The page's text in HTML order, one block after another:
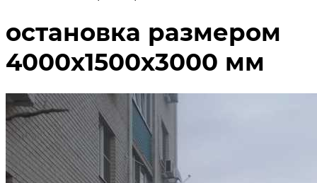
остановка размером
4000х1500х3000 мм